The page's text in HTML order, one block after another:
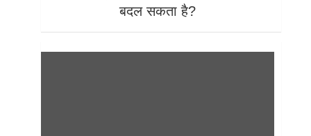
बदल सकता है?